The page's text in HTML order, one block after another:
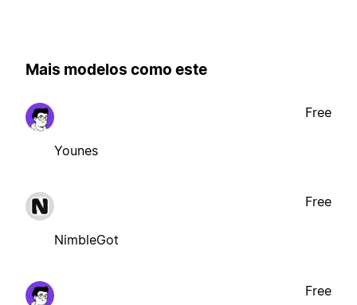
Mais modelos como este
Younes
Free
NimbleGot
Free
Free